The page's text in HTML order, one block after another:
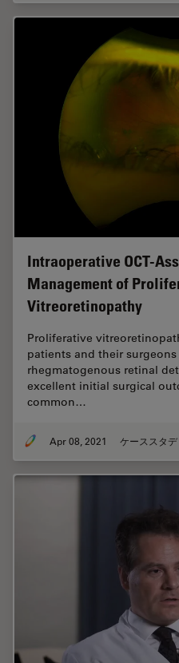
Intraoperative OCT-
Management of
Vitreoretinopathy
Proliferative
patients and their
rhegmatogenous retinal
excellent initial surgical
common…
Apr 08, 2021 ケーススタデ